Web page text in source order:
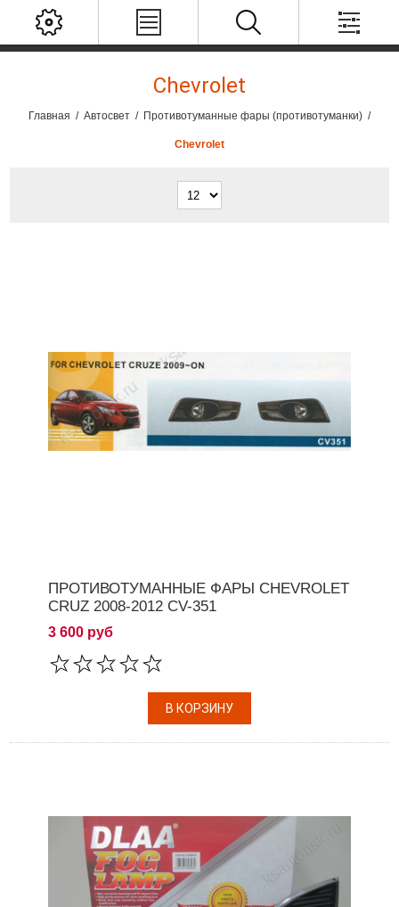
Chevrolet
Главная / Автосвет / Противотуманные фары (противотуманки) /
Chevrolet
ПРОТИВОТУМАННЫЕ ФАРЫ CHEVROLET
CRUZ 2008-2012 CV-351
3 600 руб